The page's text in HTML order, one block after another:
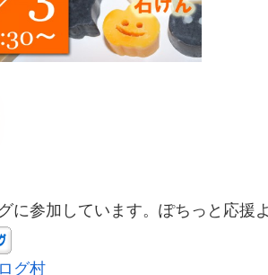
に参加しています。ぽちっと応援
グ村